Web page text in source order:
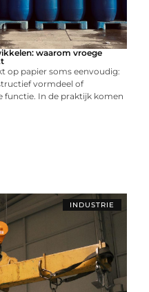
waarom vroege
op papier soms eenvoudig:
vormdeel of
functie. In de praktijk komen
INDUSTRIE